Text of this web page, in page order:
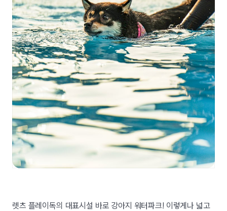
렛츠 플레이독의 대표시설 바로 강아지 워터파크! 이렇게나 넓고